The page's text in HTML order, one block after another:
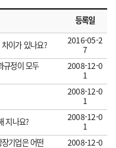
등록일
이가 있나요?
2016-05-2
7
규정이 모두
2008-12-0
1
2008-12-0
1
지나요?
2008-12-0
1
기업은 어떤
2008-12-0